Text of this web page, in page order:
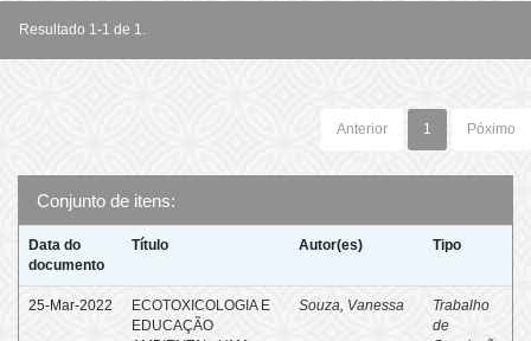
Resultado 1-1 de 1.
Anterior 1 Póximo
Conjunto de itens:
Data do
documento
Título Autor(es) Tipo
25-Mar-2022
ECOTOXICOLOGIA E
EDUCAÇÃO
Souza, Vanessa
Trabalho
de